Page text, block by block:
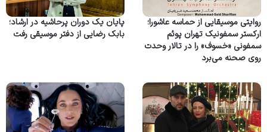
روایتی موسیقایی از حماسه عاشورا؛
ارکستر سمفونیک تهران پوئم
سمفونی «خسوف» را در تالار وحدت
روی صحنه می‌برد
پایان یک دوران پرحاشیه در ارشاد؛
بابک رضایی از دفتر موسیقی رفت